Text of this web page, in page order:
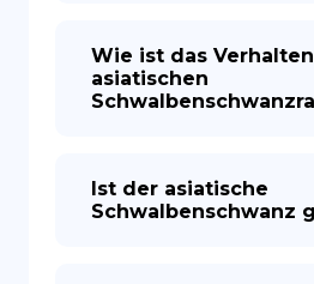
Wie ist das
asiatischen
Ist der asiatische
Schwalbenschwanz